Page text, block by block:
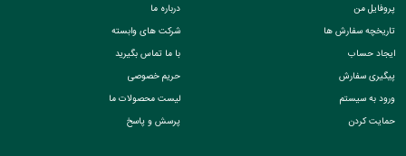
پروفایل من
تاریخچه سفارش ها
ایجاد حساب
پیگیری سفارش
ورود به سیستم
حمایت کردن
درباره ما
شرکت های وابسته
با ما تماس بگیرید
حریم خصوصی
لیست محصولات ما
پرسش و پاسخ